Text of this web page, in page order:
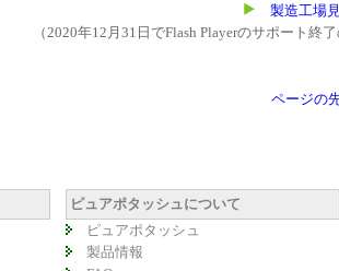
製造工場
（2020年12月31日でFlash Playerのサポート終
ページの
ピュアポタッシュについて
ピュアポタッシュ
製品情報